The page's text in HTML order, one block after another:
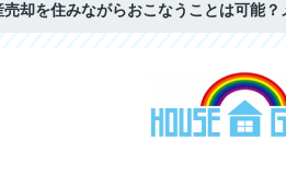
売却を住みながらおこなうことは可能？